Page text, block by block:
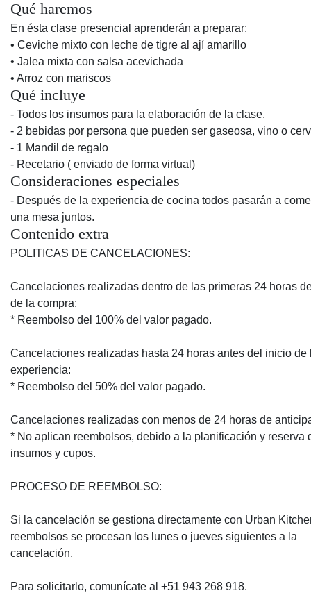
Qué haremos
En ésta clase presencial aprenderán a preparar:
• Ceviche mixto con leche de tigre al ají amarillo
• Jalea mixta con salsa acevichada
• Arroz con mariscos
Qué incluye
- Todos los insumos para la elaboración de la clase.
- 2 bebidas por persona que pueden ser gaseosa, vino o
- 1 Mandil de regalo
- Recetario ( enviado de forma virtual)
Consideraciones especiales
- Después de la experiencia de cocina todos pasarán a
una mesa juntos.
Contenido extra
POLITICAS DE CANCELACIONES:
Cancelaciones realizadas dentro de las primeras 24 horas
de la compra:
* Reembolso del 100% del valor pagado.
Cancelaciones realizadas hasta 24 horas antes del inicio de
experiencia:
* Reembolso del 50% del valor pagado.
Cancelaciones realizadas con menos de 24 horas de
* No aplican reembolsos, debido a la planificación y reserva
insumos y cupos.
PROCESO DE REEMBOLSO:
Si la cancelación se gestiona directamente con Urban
reembolsos se procesan los lunes o jueves siguientes a la
cancelación.
Para solicitarlo, comunícate al +51 943 268 918.